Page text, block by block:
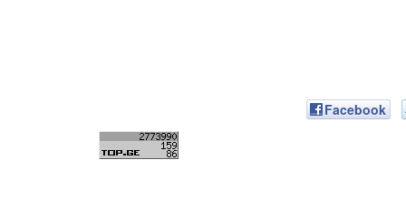
Facebook